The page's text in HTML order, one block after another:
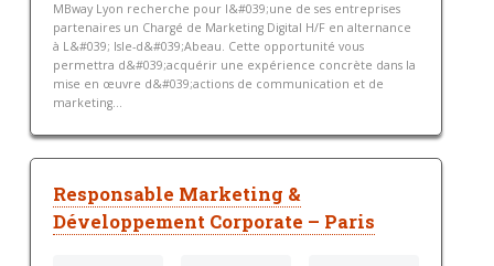
MBway Lyon recherche pour l&#039;une de ses entreprises
partenaires un Chargé de Marketing Digital H/F en alternance
à L&#039; Isle-d&#039;Abeau. Cette opportunité vous
permettra d&#039;acquérir une expérience concrète dans la
mise en œuvre d&#039;actions de communication et de
marketing...
Responsable Marketing &
Développement Corporate – Paris